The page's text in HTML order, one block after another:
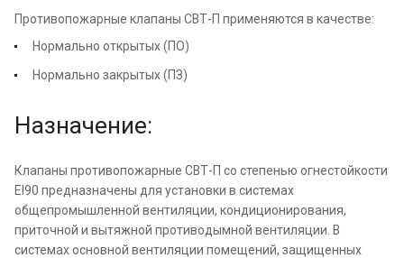
Противопожарные клапаны СВТ-П применяются в качестве:
Нормально открытых (ПО)
Нормально закрытых (ПЗ)
Назначение:
Клапаны противопожарные СВТ-П со степенью огнестойкости
EI90 предназначены для установки в системах
общепромышленной вентиляции, кондиционирования,
приточной и вытяжной противодымной вентиляции. В
системах основной вентиляции помещений, защищенных